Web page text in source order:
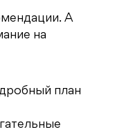
А
на
план